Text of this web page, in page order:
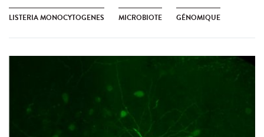
LISTERIA MONOCYTOGENES MICROBIOTE GÉNOMIQUE